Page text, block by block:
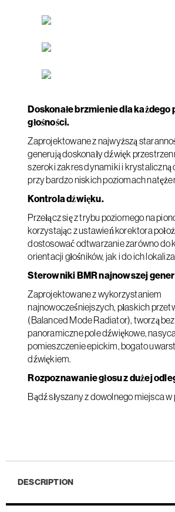
Doskonałe brzmienie dla każdego
głośności.
Zaprojektowane z najwyższą
generują doskonały dźwięk
szeroki zakres dynamiki i krystaliczną
przy bardzo niskich poziomach
Kontrola dźwięku.
Przełącz się z trybu poziomego na
korzystając z ustawień korektora
dostosować odtwarzanie zarówno do
orientacji głośników, jak i do ich
Sterowniki BMR najnowszej
Zaprojektowane z wykorzystaniem
najnowocześniejszych, płaskich
(Balanced Mode Radiator), tworzą
panoramiczne pole dźwiękowe,
pomieszczenie epickim, bogato
dźwiękiem.
Rozpoznawanie głosu z dużej
Bądź słyszany z dowolnego miejsca
DESCRIPTION